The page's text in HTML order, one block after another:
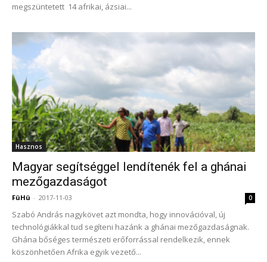
megszüntetett 14 afrikai, ázsiai...
Hasznos
Magyar segítséggel lendítenék fel a ghánai
mezőgazdaságot
FüHü - 2017-11-03 0
Szabó András nagykövet azt mondta, hogy innovációval, új
technológiákkal tud segíteni hazánk a ghánai mezőgazdaságnak.
Ghána bőséges természeti erőforrással rendelkezik, ennek
köszönhetően Afrika egyik vezető...